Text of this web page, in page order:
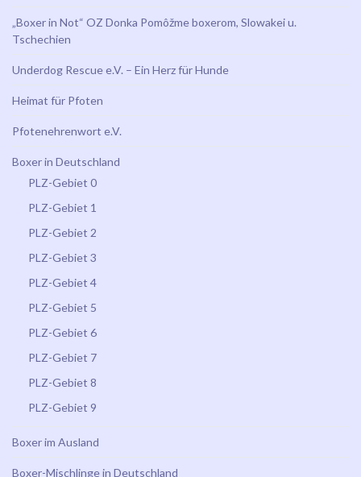
„Boxer in Not“ OZ Donka Pomôžme boxerom, Slowakei u.
Tschechien
Underdog Rescue e.V. – Ein Herz für Hunde
Heimat für Pfoten
Pfotenehrenwort e.V.
Boxer in Deutschland
PLZ-Gebiet 0
PLZ-Gebiet 1
PLZ-Gebiet 2
PLZ-Gebiet 3
PLZ-Gebiet 4
PLZ-Gebiet 5
PLZ-Gebiet 6
PLZ-Gebiet 7
PLZ-Gebiet 8
PLZ-Gebiet 9
Boxer im Ausland
Boxer-Mischlinge in Deutschland